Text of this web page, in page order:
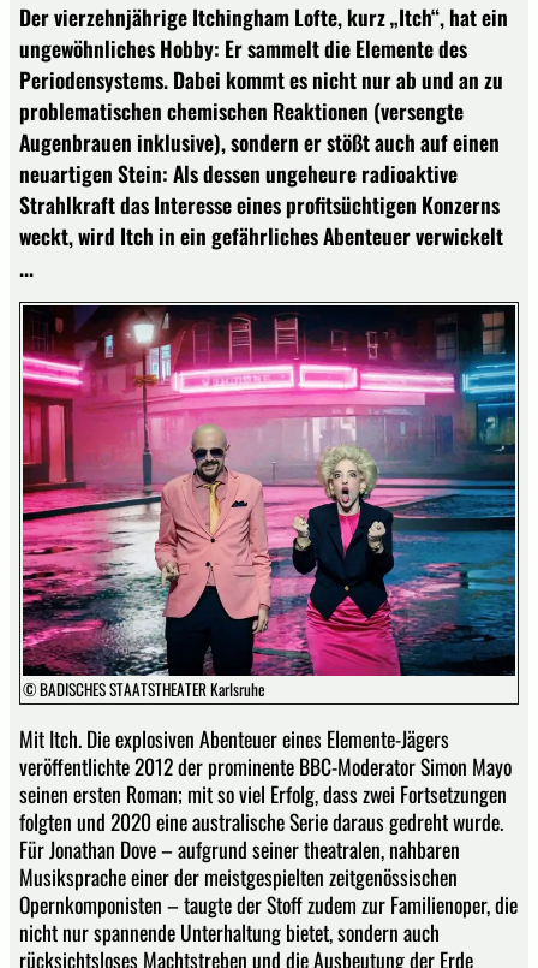
Der vierzehnjährige Itchingham Lofte, kurz „Itch“, hat ein
ungewöhnliches Hobby: Er sammelt die Elemente des
Periodensystems. Dabei kommt es nicht nur ab und an zu
problematischen chemischen Reaktionen (versengte
Augenbrauen inklusive), sondern er stößt auch auf einen
neuartigen Stein: Als dessen ungeheure radioaktive
Strahlkraft das Interesse eines profitsüchtigen Konzerns
weckt, wird Itch in ein gefährliches Abenteuer verwickelt
...
© BADISCHES STAATSTHEATER Karlsruhe
Mit Itch. Die explosiven Abenteuer eines Elemente-Jägers
veröffentlichte 2012 der prominente BBC-Moderator Simon Mayo
seinen ersten Roman; mit so viel Erfolg, dass zwei Fortsetzungen
folgten und 2020 eine australische Serie daraus gedreht wurde.
Für Jonathan Dove – aufgrund seiner theatralen, nahbaren
Musiksprache einer der meistgespielten zeitgenössischen
Opernkomponisten – taugte der Stoff zudem zur Familienoper, die
nicht nur spannende Unterhaltung bietet, sondern auch
rücksichtsloses Machtstreben und die Ausbeutung der Erde